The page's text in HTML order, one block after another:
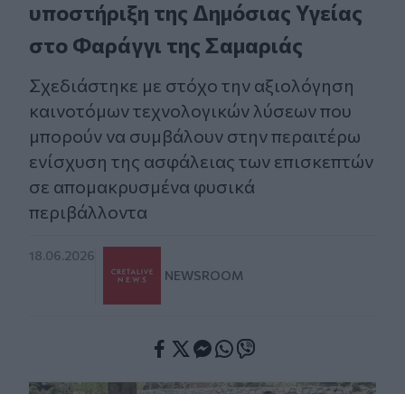
υποστήριξη της Δημόσιας Υγείας
στο Φαράγγι της Σαμαριάς
Σχεδιάστηκε με στόχο την αξιολόγηση
καινοτόμων τεχνολογικών λύσεων που
μπορούν να συμβάλουν στην περαιτέρω
ενίσχυση της ασφάλειας των επισκεπτών
σε απομακρυσμένα φυσικά
περιβάλλοντα
18.06.2026
NEWSROOM